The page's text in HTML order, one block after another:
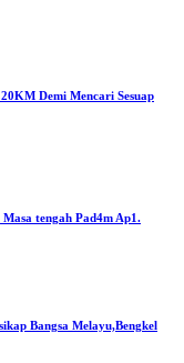
Demi Mencari Sesuap
tengah Pad4m Ap1.
Bangsa Melayu,Bengkel